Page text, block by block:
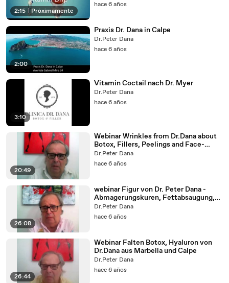
2:15 | Próximamente
hace 6 años
2:00
Praxis Dr. Dana in Calpe
Dr.Peter Dana
hace 6 años
3:10
Vitamin Coctail nach Dr. Myer
Dr.Peter Dana
hace 6 años
20:49
Webinar Wrinkles from Dr.Dana about
Botox, Fillers, Peelings and Face-
Lifting
Dr.Peter Dana
hace 6 años
26:08
webinar Figur von Dr. Peter Dana -
Abmagerungskuren, Fettabsaugung,
Fett-Weg-Spritze
Dr.Peter Dana
hace 6 años
26:44
Webinar Falten Botox, Hyaluron von
Dr.Dana aus Marbella und Calpe
Dr.Peter Dana
hace 6 años